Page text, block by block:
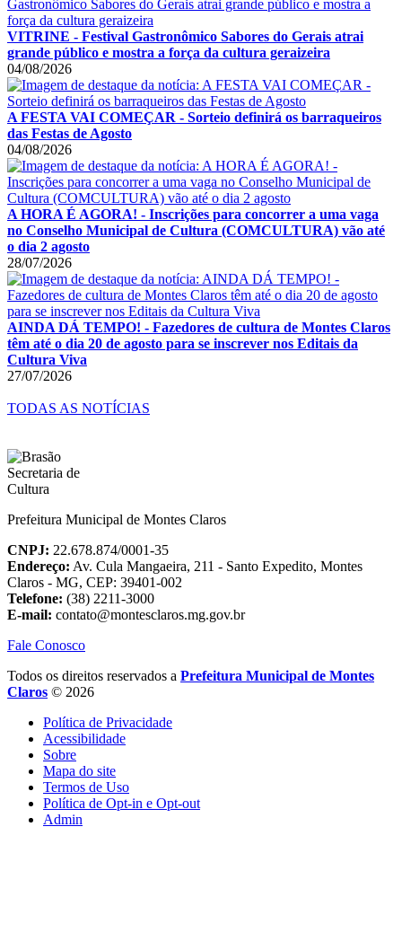
VITRINE - Festival Gastronômico Sabores do Gerais atrai
grande público e mostra a força da cultura geraizeira
04/08/2026
A FESTA VAI COMEÇAR - Sorteio definirá os barraqueiros
das Festas de Agosto
04/08/2026
A HORA É AGORA! - Inscrições para concorrer a uma vaga
no Conselho Municipal de Cultura (COMCULTURA) vão até
o dia 2 agosto
28/07/2026
AINDA DÁ TEMPO! - Fazedores de cultura de Montes Claros
têm até o dia 20 de agosto para se inscrever nos Editais da
Cultura Viva
27/07/2026
TODAS AS NOTÍCIAS
Prefeitura Municipal de Montes Claros
CNPJ: 22.678.874/0001-35
Endereço: Av. Cula Mangaeira, 211 - Santo Expedito, Montes
Claros - MG, CEP: 39401-002
Telefone: (38) 2211-3000
E-mail: contato@montesclaros.mg.gov.br
Fale Conosco
Todos os direitos reservados a Prefeitura Municipal de Montes
Claros © 2026
Política de Privacidade
Acessibilidade
Sobre
Mapa do site
Termos de Uso
Política de Opt-in e Opt-out
Admin